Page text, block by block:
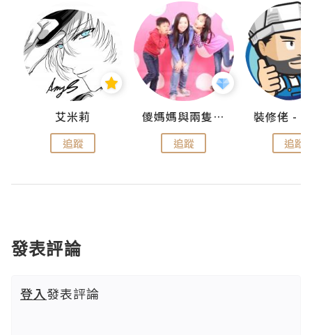
艾米莉
追蹤
儍媽媽與兩隻小魔怪之家
追蹤 追蹤
發表評論
登入發表評論